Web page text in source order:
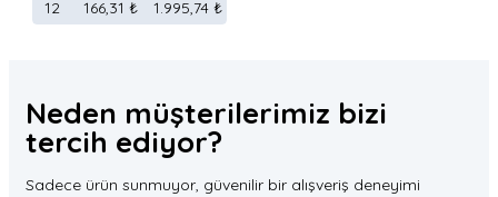
12
166,31 ₺ 1.995,74 ₺
Neden müşterilerimiz bizi
tercih ediyor?
Sadece ürün sunmuyor, güvenilir bir alışveriş deneyimi